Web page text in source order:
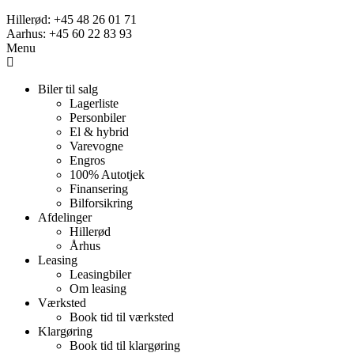
Hillerød: +45 48 26 01 71
Aarhus: +45 60 22 83 93
Menu
Biler til salg
Lagerliste
Personbiler
El & hybrid
Varevogne
Engros
100% Autotjek
Finansering
Bilforsikring
Afdelinger
Hillerød
Århus
Leasing
Leasingbiler
Om leasing
Værksted
Book tid til værksted
Klargøring
Book tid til klargøring